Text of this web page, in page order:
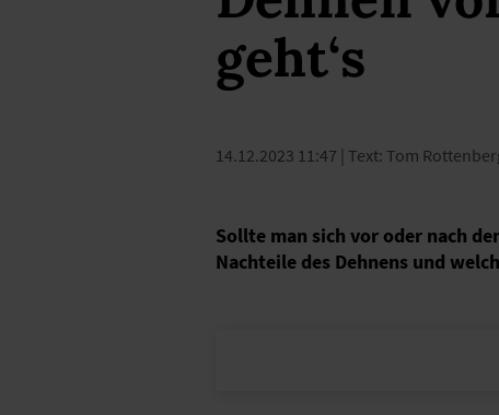
geht‘s
14.12.2023 11:47 | Text: Tom
Sollte man sich vor oder nach
Nachteile des Dehnens und